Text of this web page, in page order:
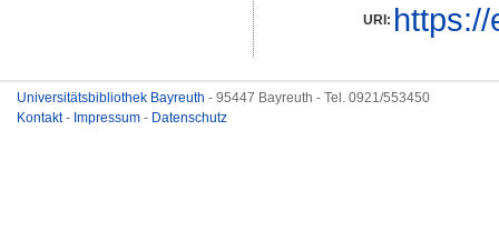
URI:
Universitätsbibliothek Bayreuth - 95447 Bayreuth - Tel. 0921/553450
Kontakt- Impressum - Datenschutz